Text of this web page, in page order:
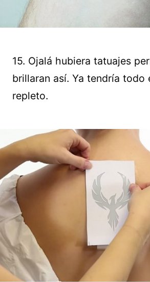
15. Ojalá hubiera tatuajes
brillaran así. Ya tendría todo
repleto.